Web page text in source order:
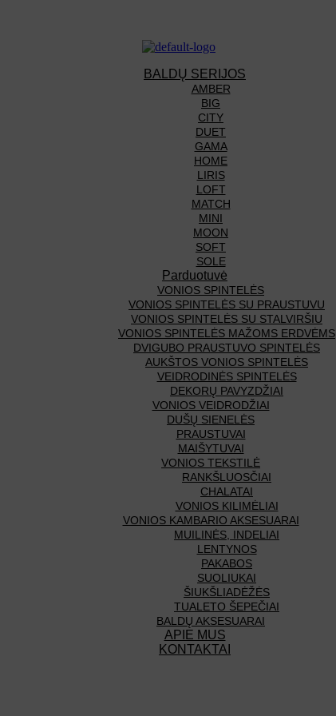
BALDŲ SERIJOS
AMBER
BIG
CITY
DUET
GAMA
HOME
LIRIS
LOFT
MATCH
MINI
MOON
SOFT
SOLE
Parduotuvė
VONIOS SPINTELĖS
VONIOS SPINTELĖS SU PRAUSTUVU
VONIOS SPINTELĖS SU STALVIRŠIU
VONIOS SPINTELĖS MAŽOMS ERDVĖMS
DVIGUBO PRAUSTUVO SPINTELĖS
AUKŠTOS VONIOS SPINTELĖS
VEIDRODINĖS SPINTELĖS
DEKORŲ PAVYZDŽIAI
VONIOS VEIDRODŽIAI
DUŠŲ SIENELĖS
PRAUSTUVAI
MAIŠYTUVAI
VONIOS TEKSTILĖ
RANKŠLUOSČIAI
CHALATAI
VONIOS KILIMĖLIAI
VONIOS KAMBARIO AKSESUARAI
MUILINĖS, INDELIAI
LENTYNOS
PAKABOS
SUOLIUKAI
ŠIUKŠLIADĖŽĖS
TUALETO ŠEPEČIAI
BALDŲ AKSESUARAI
APIE MUS
KONTAKTAI